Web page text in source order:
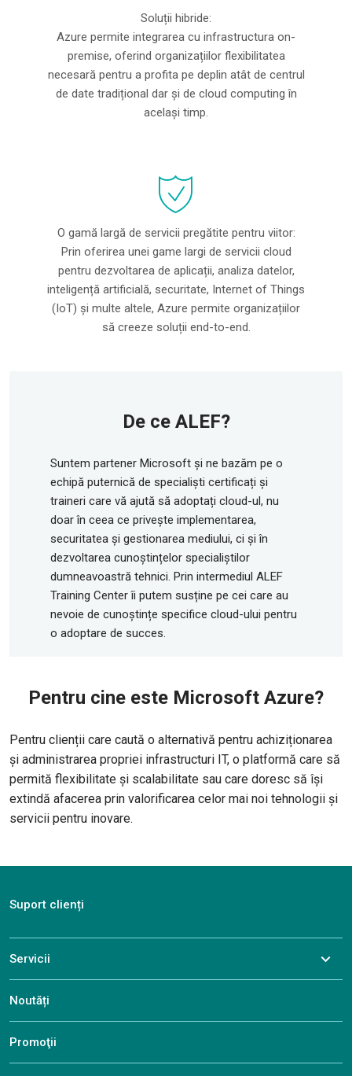
Soluții hibride:
Azure permite integrarea cu infrastructura on-
premise, oferind organizațiilor flexibilitatea
necesară pentru a profita pe deplin atât de centrul
de date tradițional dar și de cloud computing în
același timp.
O gamă largă de servicii pregătite pentru viitor:
Prin oferirea unei game largi de servicii cloud
pentru dezvoltarea de aplicații, analiza datelor,
inteligență artificială, securitate, Internet of Things
(IoT) și multe altele, Azure permite organizațiilor
să creeze soluții end-to-end.
De ce ALEF?
Suntem partener Microsoft și ne bazăm pe o
echipă puternică de specialiști certificați și
traineri care vă ajută să adoptați cloud-ul, nu
doar în ceea ce privește implementarea,
securitatea și gestionarea mediului, ci și în
dezvoltarea cunoștințelor specialiștilor
dumneavoastră tehnici. Prin intermediul ALEF
Training Center îi putem susține pe cei care au
nevoie de cunoștințe specifice cloud-ului pentru
o adoptare de succes.
Pentru cine este Microsoft Azure?
Pentru clienții care caută o alternativă pentru achiziționarea
și administrarea propriei infrastructuri IT, o platformă care să
permită flexibilitate și scalabilitate sau care doresc să își
extindă afacerea prin valorificarea celor mai noi tehnologii și
servicii pentru inovare.
Suport clienți
Servicii
Noutăți
Promoţii